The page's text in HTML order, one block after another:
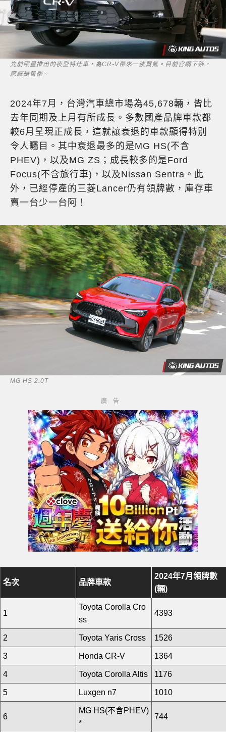
先前限量推出的夜型特仕車，為CR-V帶來一波買氣。目前官網下架，
應該是售罄。
2024年7月，台灣汽車總市場為45,678輛，皆比
去年同期及上月有所成長。多數國產品牌車款都
較6月呈現正成長，這就讓衰退的車款顯得特別
令人矚目。其中衰退最多的是MG HS(不含
PHEV)，以及MG ZS；成長較多的是Ford
Focus(不含旅行車)，以及Nissan Sentra。此
外，已經停產的三菱Lancer仍有領牌數，庫存車
賣一台少一台阿！
MG HS 2.0T
名次 品牌車款
2024年7月領牌數
(輛)
1
Toyota Corolla Cro
ss
4393
2 Toyota Yaris Cross 1526
3 Honda CR-V 1364
4 Toyota Corolla Altis 1176
5 Luxgen n7 1010
6
MG HS(不含PHEV)
*
744